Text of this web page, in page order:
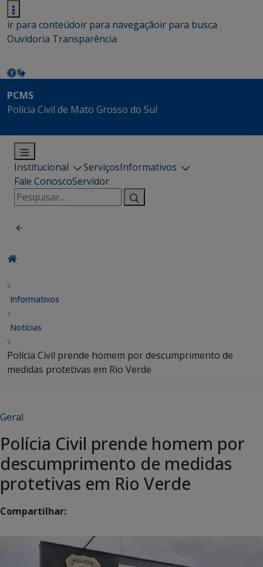
ir para conteúdoir para navegaçãoir para busca
Ouvidoria Transparência
PCMS
Polícia Civil de Mato Grosso do Sul
Institucional ServiçosInformativos
Fale ConoscoServidor
Pesquisar
por:
Informativos
Notícias
Polícia Civil prende homem por descumprimento de
medidas protetivas em Rio Verde
Geral
Polícia Civil prende homem por
descumprimento de medidas
protetivas em Rio Verde
Compartilhar: